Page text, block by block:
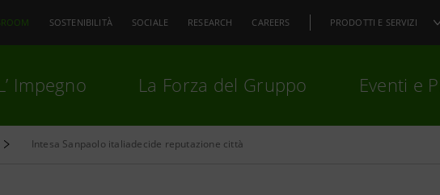
SOSTENIBILITÀ SOCIALE RESEARCH CAREERS PRODOTTI E SERVIZI
Impegno La Forza del Gruppo Eventi e
Intesa Sanpaolo italiadecide reputazione città